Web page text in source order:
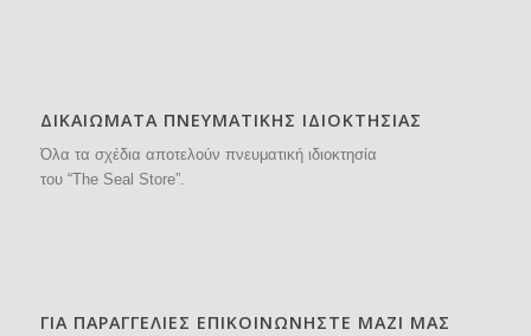
ΔΙΚΑΙΩΜΑΤΑ ΠΝΕΥΜΑΤΙΚΗΣ ΙΔΙΟΚΤΗΣΙΑΣ
Όλα τα σχέδια αποτελούν πνευματική ιδιοκτησία
του “The Seal Store”.
ΓΙΑ ΠΑΡΑΓΓΕΛΙΕΣ ΕΠΙΚΟΙΝΩΝΗΣΤΕ ΜΑΖΙ ΜΑΣ